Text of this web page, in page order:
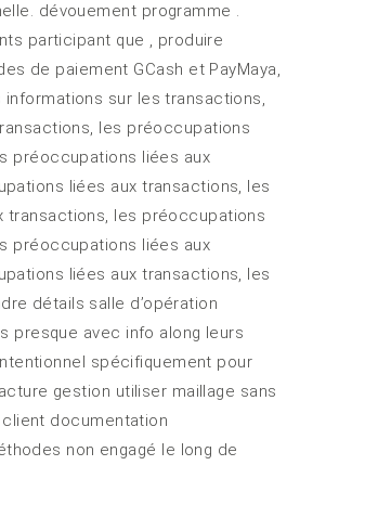
dévouement programme .
participant que , produire
de paiement GCash et PayMaya,
sur les transactions,
les préoccupations
préoccupations liées aux
liées aux transactions, les
transactions, les préoccupations
préoccupations liées aux
liées aux transactions, les
détails salle d’opération
presque avec info along leurs
spécifiquement pour
gestion utiliser maillage sans
documentation
non engagé le long de